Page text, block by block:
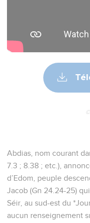
Abdias, nom courant
7.3 ; 8.38 ; etc.),
d’Edom, peuple
Jacob (Gn 24.24-25)
Séir, au sud-est du
aucun renseignement